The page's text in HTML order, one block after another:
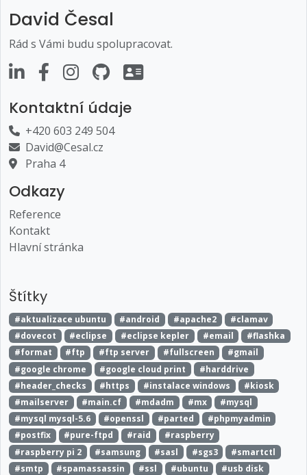
David Česal
Rád s Vámi budu spolupracovat.
Kontaktní údaje
+420 603 249 504
David@Cesal.cz
Praha 4
Odkazy
Reference
Kontakt
Hlavní stránka
Štítky
#aktualizace ubuntu #android #apache2
#clamav
#dovecot
#eclipse #eclipse kepler #email
#flashka
#format
#ftp #ftp server #fullscreen
#gmail
#google chrome
#google cloud print
#harddrive
#header_checks
#https #instalace windows
#kiosk
#mailserver
#main.cf #mdadm #mx
#mysql
#mysql mysql-5.6
#openssl #parted
#phpmyadmin
#postfix
#pure-ftpd #raid
#raspberry
#raspberry pi 2
#samsung #sasl #sgs3
#smartctl
#smtp
#spamassassin #ssl #ubuntu
#usb disk